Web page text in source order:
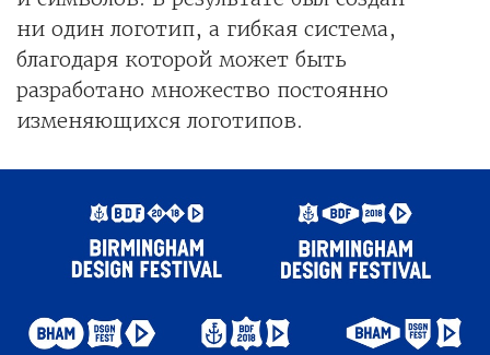
ни один логотип, а гибкая система,
благодаря которой может быть
разработано множество постоянно
изменяющихся логотипов.